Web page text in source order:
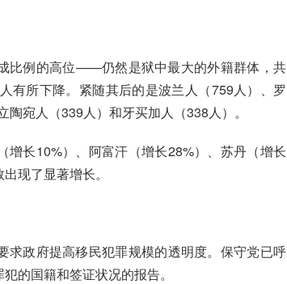
比例的高位——仍然是狱中最大的外籍群体，共
有所下降。紧随其后的是波兰人（759人）、罗
宛人（339人）和牙买加人（338人）。
长10%）、阿富汗（增长28%）、苏丹（增长
现了显著增长。
求政府提高移民犯罪规模的透明度。保守党已呼
的国籍和签证状况的报告。